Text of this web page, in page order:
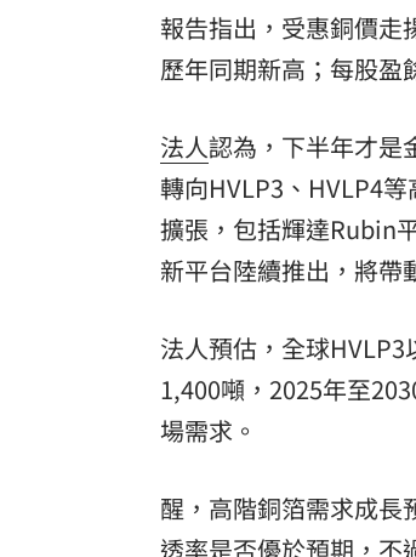
報告指出，受惠銅價走
歷年同期新高；每股盈
法人認為，下半年才是
轉向HVLP3、HVLP4
擴張，包括輝達Rubin
新平台陸續推出，將帶
法人預估，全球
1,400噸，2025年至
場需求。
醒，高階銅箔需求成長
透率是否優於預期，不